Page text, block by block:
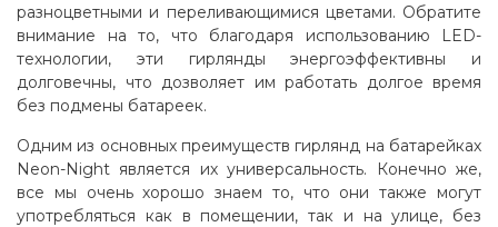
разноцветными и переливающимися цветами. Обратите
внимание на то, что благодаря использованию LED-
технологии, эти гирлянды энергоэффективны и
долговечны, что дозволяет им работать долгое время
без подмены батареек.
Одним из основных преимуществ гирлянд на батарейках
Neon-Night является их универсальность. Конечно же,
все мы очень хорошо знаем то, что они также могут
употребляться как в помещении, так и на улице, без